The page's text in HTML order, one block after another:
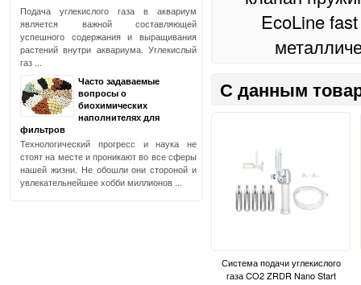
EcoLine
С данным
Система подачи углекислого
газа CO2 ZRDR Nano Start
Подача углекислого газа в аквариум
является важной составляющей
успешного содержания и выращивания
растений внутри аквариума. Углекислый
газ ...
Часто задаваемые
вопросы о
биохимических
наполнителях для
фильтров
Технологический прогресс и наука не
стоят на месте и проникают во все сферы
нашей жизни. Не обошли они стороной и
увлекательнейшее хобби миллионов ...